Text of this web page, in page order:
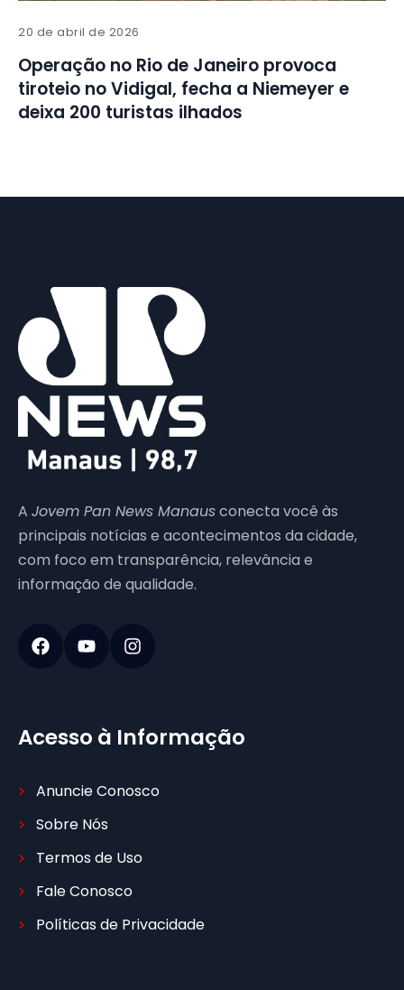
20 de abril de 2026
Operação no Rio de Janeiro provoca
tiroteio no Vidigal, fecha a Niemeyer e
deixa 200 turistas ilhados
A Jovem Pan News Manausconecta você às
principais notícias e acontecimentos da cidade,
com foco em transparência, relevância e
informação de qualidade.
Acesso à Informação
Anuncie Conosco
Sobre Nós
Termos de Uso
Fale Conosco
Políticas de Privacidade